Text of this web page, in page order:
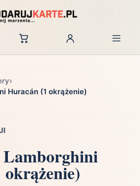
Zaloguj
›
Huracán (1 okrążenie)
Lamborghini